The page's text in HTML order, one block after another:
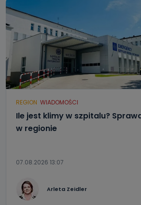
danych osobowych?
Można to zrobić pod numerem telefonu 62
e-mailowo pod adresem:
REGION WIADOMOŚCI
Ile jest klimy w szpitalu?
w regionie
07.08.2026 13:07
Arleta Zeidler